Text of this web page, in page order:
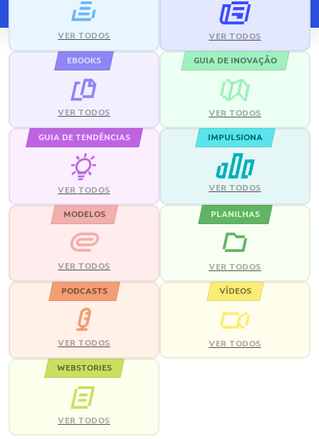
VER TODOS VER TODOS
EBOOKS
VER TODOS
GUIA DE INOVAÇÃO
VER TODOS
GUIA DE TENDÊNCIAS
VER TODOS
IMPULSIONA
VER TODOS
MODELOS
VER TODOS
PLANILHAS
VER TODOS
PODCASTS
VER TODOS
VÍDEOS
VER TODOS
WEBSTORIES
VER TODOS